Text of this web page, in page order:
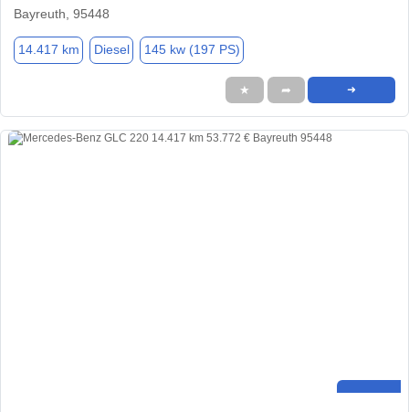
Bayreuth, 95448
14.417 km Diesel 145 kw (197 PS)
★ ➦ ➜